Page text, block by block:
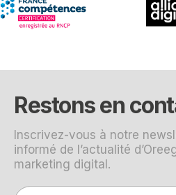
Restons en
Inscrivez-vous à notre
informé de l’actualité
marketing digital.